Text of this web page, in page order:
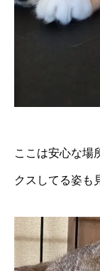
ここは安心な場
クスしてる姿も